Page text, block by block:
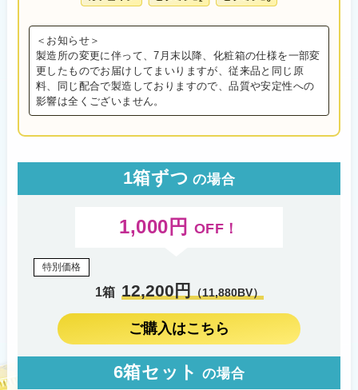
＜お知らせ＞
製造所の変更に伴って、7月末以降、化粧箱の仕様を一部変
更したものでお届けしてまいりますが、従来品と同じ原
料、同じ配合で製造しておりますので、品質や安定性への
影響は全くございません。
1箱ずつ の場合
1,000円 OFF！
特別価格
1箱 12,200円 （11,880BV）
ご購入はこちら
6箱セット の場合